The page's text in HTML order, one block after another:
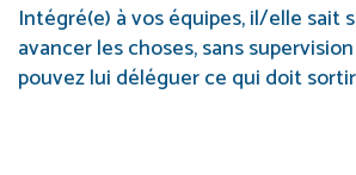
Intégré(e) à vos équipes, il/elle sait
avancer les choses, sans
pouvez lui déléguer ce qui doit